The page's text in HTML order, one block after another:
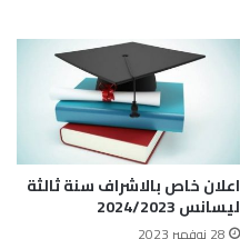
اعلان خاص بالاشراف سنة ثالثة
ليسانس 2024/2023